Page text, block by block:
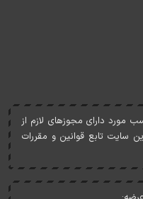
مورد دارای مجوزهای لازم از
سايت تابع قوانين و مقررات